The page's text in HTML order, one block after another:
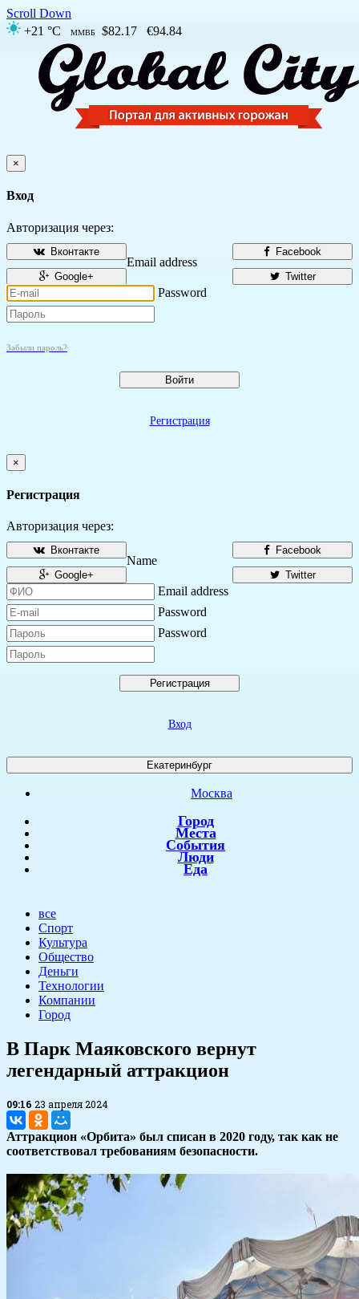
Scroll Down
+21 °C
ММВБ $82.17 €94.84
×
Вход
Авторизация через:
Facebook
Вконтакте
Twitter
Google+
Email address
Password
Забыли пароль?
Войти
Регистрация
×
Регистрация
Авторизация через:
Facebook
Вконтакте
Twitter
Google+
Name
Email address
Password
Password
Регистрация
Вход
Екатеринбург
Москва
Город
Места
События
Люди
Еда
все
Спорт
Культура
Общество
Деньги
Технологии
Компании
Город
​В Парк Маяковского вернут
легендарный аттракцион
09:16 23 апреля 2024
Аттракцион «Орбита» был списан в 2020 году, так как не
соответствовал требованиям безопасности.